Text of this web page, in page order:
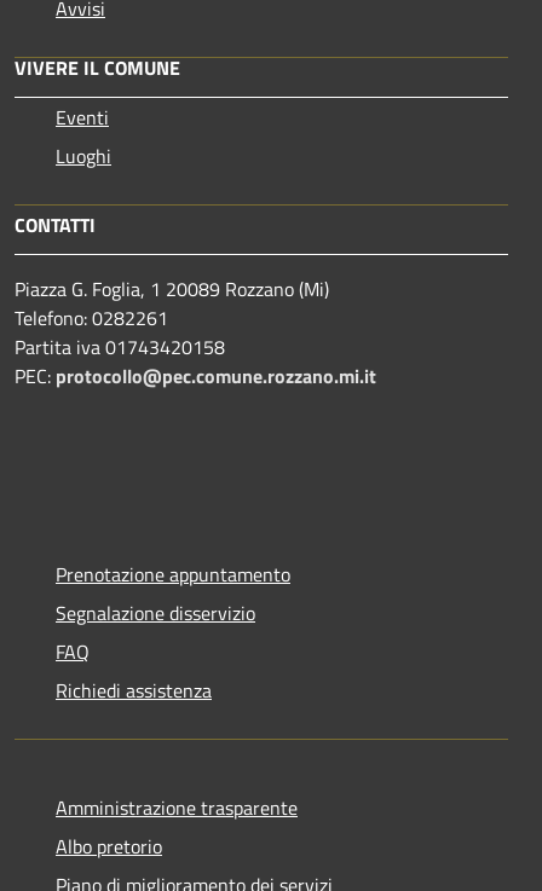
Avvisi
VIVERE IL COMUNE
Eventi
Luoghi
CONTATTI
Piazza G. Foglia, 1 20089 Rozzano (Mi)
Telefono: 0282261
Partita iva 01743420158
PEC: protocollo@pec.comune.rozzano.mi.it
Prenotazione appuntamento
Segnalazione disservizio
FAQ
Richiedi assistenza
Amministrazione trasparente
Albo pretorio